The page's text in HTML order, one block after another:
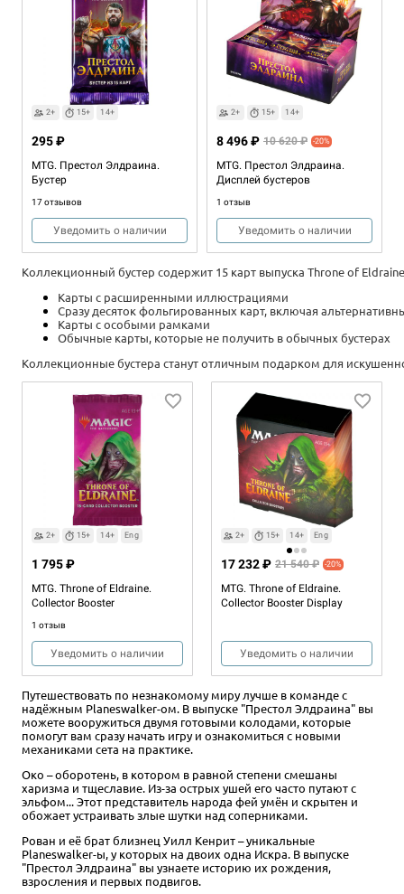
2+ 15+ 14+
MTG. Престол Элдраина.
Бустер
17 отзывов
295 ₽
Уведомить о наличии
2+ 15+ 14+
MTG. Престол Элдраина.
Дисплей бустеров
1 отзыв
8 496 ₽ 10 620 ₽ -20%
Уведомить о наличии
Eng
MTG. Throne of Eldraine.
Уведомить о наличии
2+
MTG. Throne of Eldraine.
Booster Display
1 отзыв
8 496 ₽ 10 620 ₽ -20%
Уведомить о наличии
Eng
MTG. Throne of Eldraine. Bundle
Товар снят с продажи
Коллекционный бустер содержит 15 карт выпуска Throneof Eldraine
Карты с расширенными иллюстрациями
Сразу десятокфольгированных карт, включая
Карты сособыми рамками
Обычные карты, которые не получить вобычных бустерах
Коллекционныебустера станутотличным подарком для
2+ 15+ 14+ Eng
MTG. Throne of Eldraine.
Collector Booster
1 отзыв
1 795 ₽
Уведомить о наличии
2+ 15+ 14+ Eng
MTG. Throne of Eldraine.
Collector Booster Display
17 232 ₽ 21 540 ₽ -20%
Уведомить о наличии
Путешествовать по незнакомому миру лучше в команде с
надёжным Planeswalker-ом. В выпуске "Престол Элдраина" вы
можете вооружиться двумя готовыми колодами, которые
помогут вам сразу начать игру и ознакомиться с новыми
механиками сета на практике.
Око – оборотень, в котором в равной степени смешаны
харизма и тщеславие. Из-за острых ушей его часто путают с
эльфом... Этот представитель народа фей умён и скрытен и
обожает устраивать злые шутки над соперниками.
Рован и её брат близнец Уилл Кенрит – уникальные
Planeswalker-ы, у которых на двоих одна Искра. В выпуске
"Престол Элдраина" вы узнаете историю их рождения,
взросления и первых подвигов.